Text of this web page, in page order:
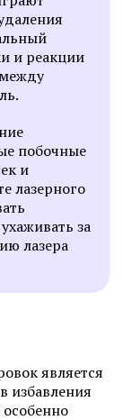
и реакции
побочные
и
лазерного
за
лазера
является
избавления